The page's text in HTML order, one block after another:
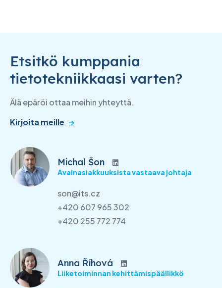
Etsitkö kumppania
tietotekniikkaasi varten?
Älä epäröi ottaa meihin yhteyttä.
Kirjoita meille
Michal Šon
Avainasiakkuuksista vastaava johtaja
son@its.cz
+420 607 965 302
+420 255 772 774
Anna Říhová
Liiketoiminnan kehittämispäällikkö